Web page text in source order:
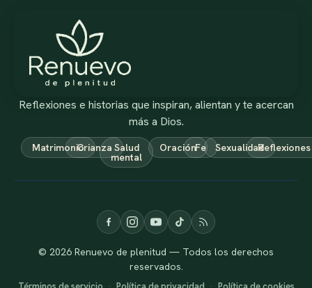
Reflexiones e historias que inspiran, alientan y te acercan
más a Dios.
MatrimonioCrianza Salud
mental
OraciónFe SexualidadReflexiones
© 2026 Renuevo de plenitud — Todos los derechos
reservados.